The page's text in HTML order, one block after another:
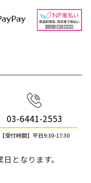
03-6441-2553
【受付時間】平日9:30-17:30
となります。